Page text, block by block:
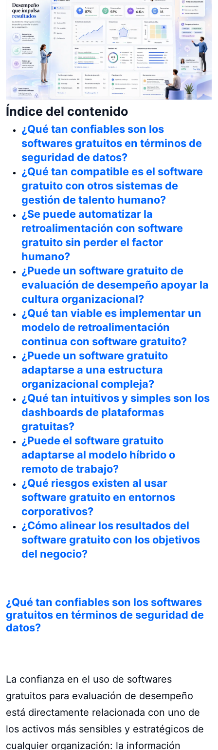
Índice del contenido
¿Qué tan confiables son los
softwares gratuitos en términos de
seguridad de datos?
¿Qué tan compatible es el software
gratuito con otros sistemas de
gestión de talento humano?
¿Se puede automatizar la
retroalimentación con software
gratuito sin perder el factor
humano?
¿Puede un software gratuito de
evaluación de desempeño apoyar la
cultura organizacional?
¿Qué tan viable es implementar un
modelo de retroalimentación
continua con software gratuito?
¿Puede un software gratuito
adaptarse a una estructura
organizacional compleja?
¿Qué tan intuitivos y simples son los
dashboards de plataformas
gratuitas?
¿Puede el software gratuito
adaptarse al modelo híbrido o
remoto de trabajo?
¿Qué riesgos existen al usar
software gratuito en entornos
corporativos?
¿Cómo alinear los resultados del
software gratuito con los objetivos
del negocio?
¿Qué tan confiables son los softwares
gratuitos en términos de seguridad de
datos?
La confianza en el uso de softwares
gratuitos para evaluación de desempeño
está directamente relacionada con uno de
los activos más sensibles y estratégicos de
cualquier organización: la información